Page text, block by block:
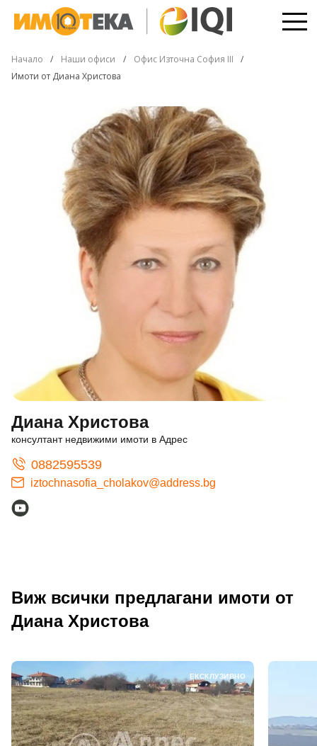
Начало Наши офиси
Офис Източна София III
Имоти от Диана Христова
Диана Христова
консултант недвижими имоти в Адрес
0882595539
iztochnasofia_cholakov@address.bg
Виж всички предлагани имоти от
Диана Христова
ЕКСКЛУЗИВНО